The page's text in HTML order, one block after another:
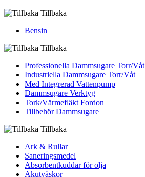
Tillbaka
Bensin
Tillbaka
Professionella Dammsugare Torr/Våt
Industriella Dammsugare Torr/Våt
Med Integrerad Vattenpump
Dammsugare Verktyg
Tork/Värmefläkt Fordon
Tillbehör Dammsugare
Tillbaka
Ark & Rullar
Saneringsmedel
Absorbentkuddar för olja
Akutväskor